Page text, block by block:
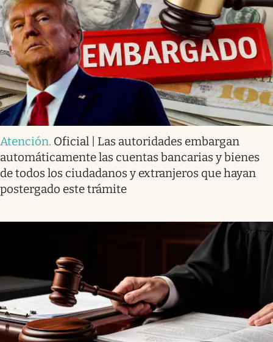
Atención. Oficial | Las autoridades embargan
automáticamente las cuentas bancarias y bienes
de todos los ciudadanos y extranjeros que hayan
postergado este trámite